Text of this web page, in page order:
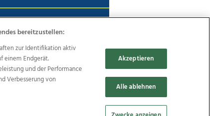
Politische Werbung
Promenaden Galerien
bereitzustellen:
zur Identifikation aktiv
einem Endgerät.
und der Performance
Verbesserung von
Akzeptieren
Alle ablehnen